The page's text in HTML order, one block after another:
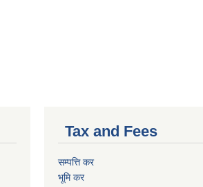
Tax and Fees
सम्पत्ति कर
भूमि कर